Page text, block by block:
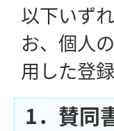
以下いず
お、個人
用した登
1．賛同